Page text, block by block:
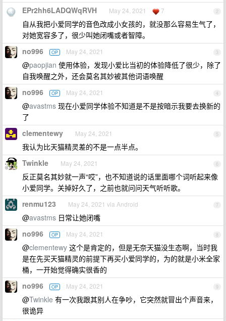
2
EPr2hh6LADQWqRVH May 24, 2021 7
自从我把小爱同学的音色改成小女孩的，就没那么容易生气了，
对她宽容多了，很少叫她闭嘴或者智障。
3
no996 OP May 24, 2021
@paopjian 使用体验，发现小爱比当初的体验降低了很少，除了
自我唤醒之外，还会莫名其妙被其他词语唤醒
4
no996 OP May 24, 2021
@avastms 现在小爱同学体验不知道是不是按暗示我要去换新的
了
5
clementewy May 24, 2021
我认为比天猫精灵差的不是一点半点。
6
Twinkle May 24, 2021
反正莫名其妙就一声“哎”，也不知道说的话里面哪个词听起来像
小爱同学。关掉好久了，之前也就问问天气听听歌。
7
renmu123 May 24, 2021 via Android
@avastms 日常让她闭嘴
8
no996 OP May 24, 2021
@clementewy 这个是肯定的，但是无奈天猫没生态啊，当时我
是在先买天猫精灵的前提下再买小爱同学的，为的就是小米全家
桶，一开始觉得确实很香的
9
no996 OP May 24, 2021
@Twinkle 有一次我跟其别人在争吵，它突然就冒出个声音来，
很诡异